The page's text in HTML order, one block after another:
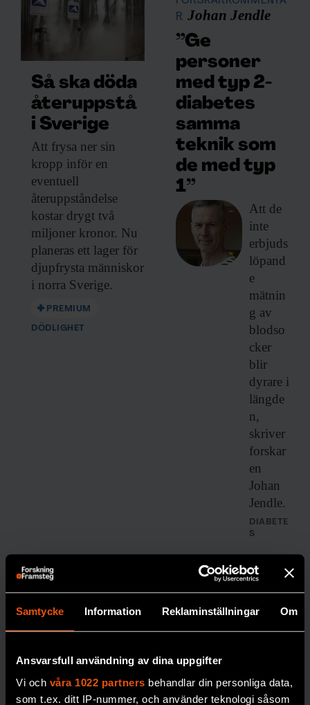
Samtycke Information Reklaminställningar Om
Ansvarsfull användning av dina uppgifter
Vi och våra 1022 partners behandlar din personliga data,
som t.ex. ditt IP-nummer, och använder teknologi såsom
Så ska döda
återuppstå
i Sverige
Att frysa ner sin
kropp inför en
eventuell
återuppståndelse
kostar drygt två
miljoner kronor. Nu
planeras ett lager för
djupfrysta människor
i norra Sverige.
PREMIUM
DÖDLIGHET
R Johan Jendle
”Ge
personer
med typ 2-
diabetes
samma
teknik som
de med typ
1”
Att de
inte
erbjuds
löpand
e
mätnin
g av
blodso
cker
blir
dyrare i
längde
n,
skriver
forskar
en
Johan
Jendle.
DIABETE
S
Robert:
”Jag är